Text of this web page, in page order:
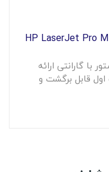
HP LaserJet Pro
با گارانتی ارائه
قابل برگشت و